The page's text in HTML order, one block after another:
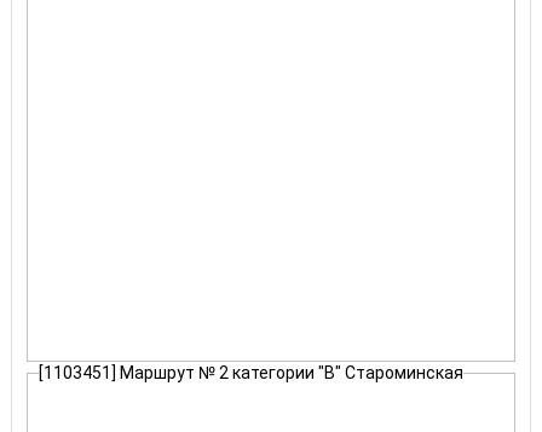
[1103451] Маршрут № 2 категории "В" Староминская